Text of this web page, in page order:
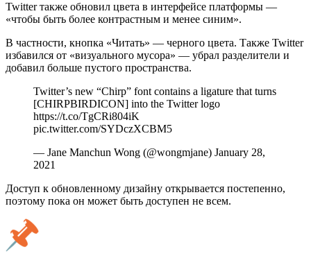
Twitter также обновил цвета в интерфейсе платформы —
«чтобы быть более контрастным и менее синим».
В частности, кнопка «Читать» — черного цвета. Также Twitter
избавился от «визуального мусора» — убрал разделители и
добавил больше пустого пространства.
Twitter’s new “Chirp” font contains a ligature that turns
[CHIRPBIRDICON] into the Twitter logo
https://t.co/TgCRi804iK
pic.twitter.com/SYDczXCBM5
— Jane Manchun Wong (@wongmjane) January 28,
2021
Доступ к обновленному дизайну открывается постепенно,
поэтому пока он может быть доступен не всем.